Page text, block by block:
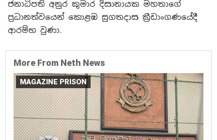
ජනාධිපති අනුර කුමාර දිසානායක මහතාගේ
ප්‍රධානත්වයෙන් කොළඹ සුගතදාස ක්‍රීඩාංගණයේදී
ආරම්භ වුණා.
More From Neth News
MAGAZINE PRISON